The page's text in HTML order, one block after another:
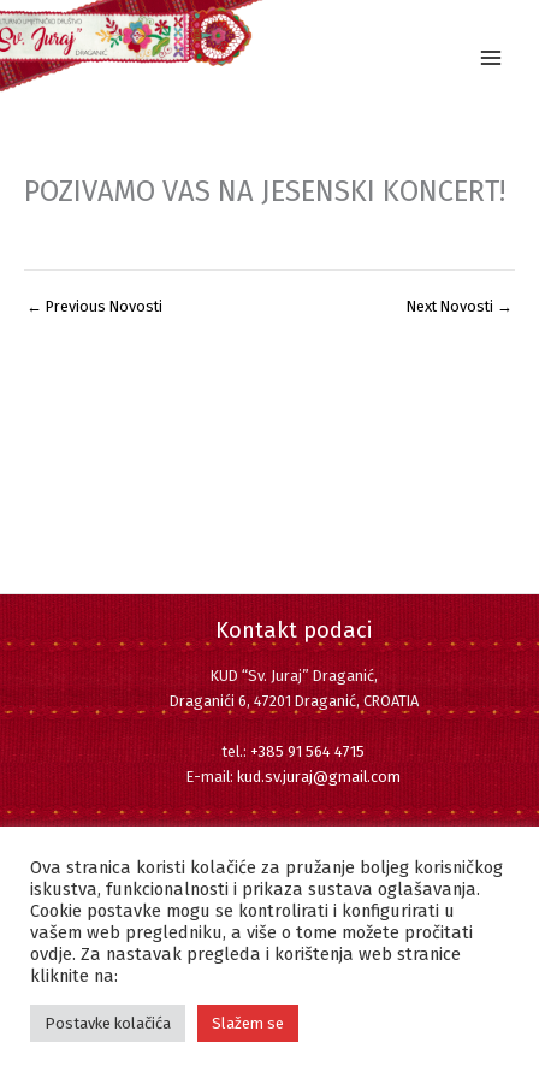
Skip
to
content
POZIVAMO VAS NA JESENSKI KONCERT!
← Previous Novosti Next Novosti →
Kontakt podaci
KUD “Sv. Juraj” Draganić,
Draganići 6, 47201 Draganić, CROATIA
tel.: +385 91 564 4715
E-mail: kud.sv.juraj@gmail.com
Facebook
Instagram
YouTube
Copyright © 2022 KUD "SVETI JURAJ" DRAGANIĆ | Sva prava pridržana.
Ova stranica koristi kolačiće za pružanje boljeg korisničkog
iskustva, funkcionalnosti i prikaza sustava oglašavanja.
Cookie postavke mogu se kontrolirati i konfigurirati u
vašem web pregledniku, a više o tome možete pročitati
ovdje. Za nastavak pregleda i korištenja web stranice
kliknite na:
Postavke kolačića Slažem se